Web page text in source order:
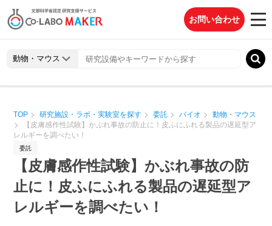
お問い合わせ
TOP 研究施設・ラボ・実験室を探す 委託 バイオ
動物・マウス
【皮膚感作性試験】かぶれ事故の防止に！皮ふにふれる製品の遅延型ア
レルギーを調べたい！
委託
【皮膚感作性試験】かぶれ事故の防
止に！皮ふにふれる製品の遅延型ア
レルギーを調べたい！